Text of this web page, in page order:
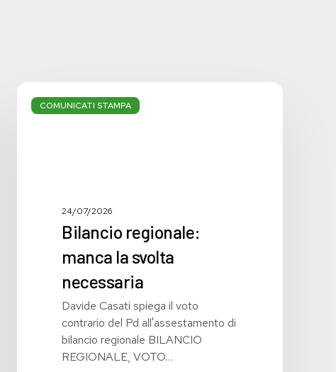
COMUNICATI STAMPA
regionale:
24/07/2026
Bilancio regionale:
manca la svolta
necessaria
Davide Casati spiega il voto
contrario del Pd all'assestamento di
bilancio regionale BILANCIO
REGIONALE, VOTO…